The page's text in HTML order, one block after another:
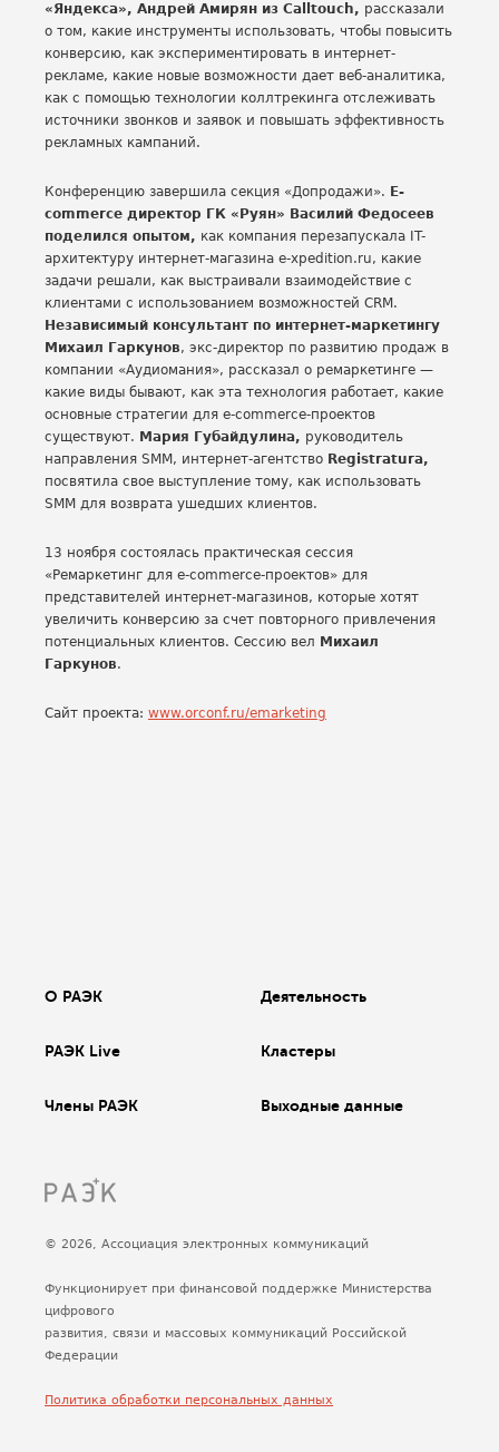
«Яндекса», Андрей Амирян из Calltouch, рассказали
о том, какие инструменты использовать, чтобы повысить
конверсию, как экспериментировать в интернет-
рекламе, какие новые возможности дает веб-аналитика,
как с помощью технологии коллтрекинга отслеживать
источники звонков и заявок и повышать эффективность
рекламных кампаний.
Конференцию завершила секция «Допродажи». E-
commerce директор ГК «Руян» Василий Федосеев
поделился опытом, как компания перезапускала IT-
архитектуру интернет-магазина e-xpedition.ru, какие
задачи решали, как выстраивали взаимодействие с
клиентами с использованием возможностей CRM.
Независимый консультант по интернет-маркетингу
Михаил Гаркунов, экс-директор по развитию продаж в
компании «Аудиомания», рассказал о ремаркетинге —
какие виды бывают, как эта технология работает, какие
основные стратегии для e-commerce-проектов
существуют. Мария Губайдулина, руководитель
направления SMM, интернет-агентство Registratura,
посвятила свое выступление тому, как использовать
SMM для возврата ушедших клиентов.
13 ноября состоялась практическая сессия
«Ремаркетинг для e-commerce-проектов» для
представителей интернет-магазинов, которые хотят
увеличить конверсию за счет повторного привлечения
потенциальных клиентов. Сессию вел Михаил
Гаркунов.
Сайт проекта: www.orconf.ru/emarketing
О РАЭК Деятельность
РАЭК Live Кластеры
Члены РАЭК Выходные данные
© 2026, Ассоциация электронных коммуникаций
Функционирует при финансовой поддержке Министерства
цифрового
развития, связи и массовых коммуникаций Российской
Федерации
Политика обработки персональных данных